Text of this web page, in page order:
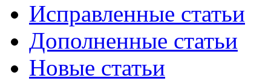
Исправленные статьи
Дополненные статьи
Новые статьи